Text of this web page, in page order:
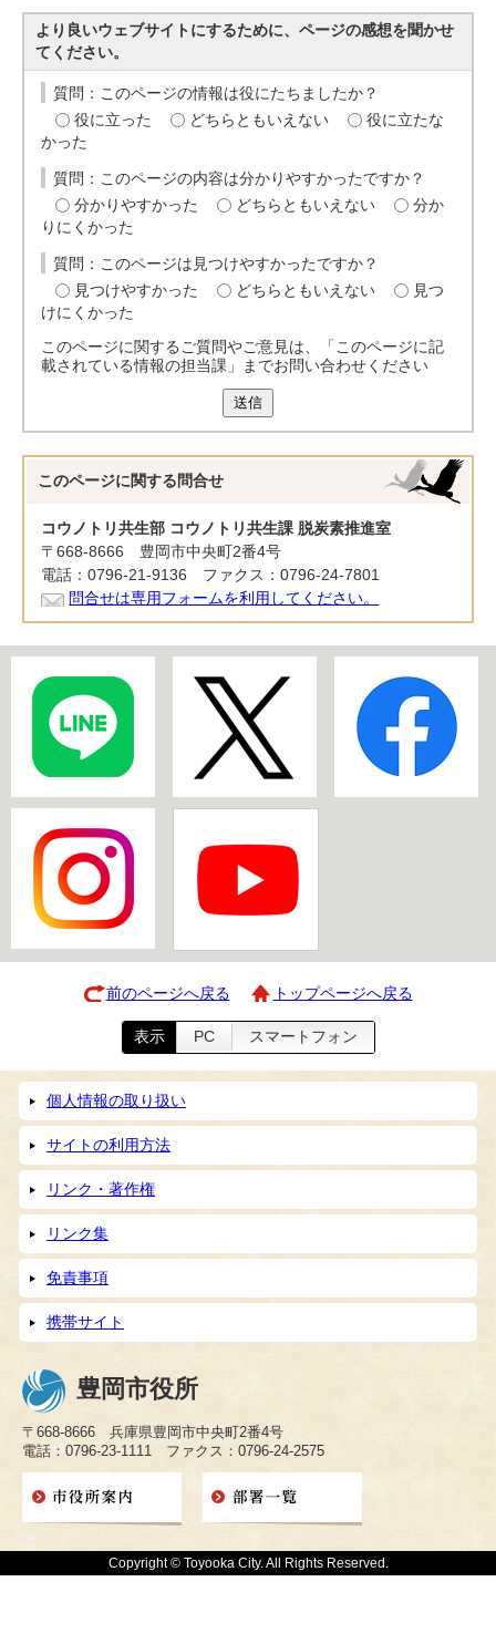
より良いウェブサイトにするために、ページの感想を聞かせ
てください。
質問：このページの情報は役にたちましたか？
役に立った
どちらともいえない
役に立たな
かった
質問：このページの内容は分かりやすかったですか？
分かりやすかった
どちらともいえない
分か
りにくかった
質問：このページは見つけやすかったですか？
見つけやすかった
どちらともいえない
見つ
けにくかった
このページに関するご質問やご意見は、「このページに記
載されている情報の担当課」までお問い合わせください
送信
このページに関する 問合せ
コウノトリ共生部 コウノトリ共生課 脱炭素推進室
〒668-8666 豊岡市中央町2番4号
電話：0796-21-9136 ファクス：0796-24-7801
問合せは専用フォームを利用してください。
前のページへ戻る トップページへ戻る
表示 PC スマートフォン
個人情報の取り扱い
サイトの利用方法
リンク・著作権
リンク集
免責事項
携帯サイト
豊岡市役所
〒668-8666 兵庫県豊岡市中央町2番4号
電話：0796-23-1111 ファクス：0796-24-2575
Copyright © Toyooka City. All Rights Reserved.